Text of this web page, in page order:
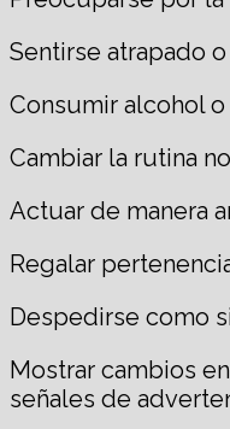
Sentirse atrapado
Consumir alcohol o
Cambiar la rutina
Actuar de manera
Regalar
Despedirse como
Mostrar cambios
señales de